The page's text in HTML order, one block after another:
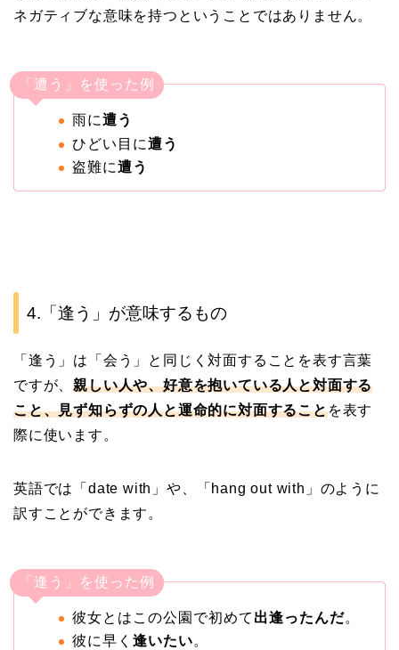
ネガティブな意味を持つということではありません。
「遭う」を使った例
雨に遭う
ひどい目に遭う
盗難に遭う
4.「逢う」が意味するもの
「逢う」は「会う」と同じく対面することを表す言葉
ですが、親しい人や、好意を抱いている人と対面する
こと、見ず知らずの人と運命的に対面することを表す
際に使います。
英語では「date with」や、「hang out with」のように
訳すことができます。
「逢う」を使った例
彼女とはこの公園で初めて 出逢ったんだ。
彼に早く 逢いたい。